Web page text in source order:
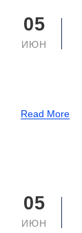
05
ИЮН
Read More
05
ИЮН